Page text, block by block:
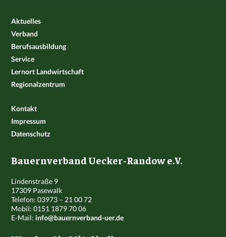
Aktuelles
Verband
Berufsausbildung
Service
Lernort Landwirtschaft
Regionalzentrum
Kontakt
Impressum
Datenschutz
Bauernverband Uecker-Randow e.V.
Lindenstraße 9
17309 Pasewalk
Telefon: 03973 – 21 00 72
Mobil: 0151 1879 70 06
E-Mail:info@bauernverband-uer.de